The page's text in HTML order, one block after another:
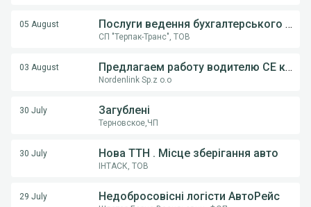
05 August Послуги ведення бухгалтерського обліку ФОП,ТОВ
СП "Терпак-Транс", ТОВ
03 August Предлагаем работу водителю СE категории на грузовом автовозе
Nordenlink Sp.z o.o
30 July Загублені
Терновское,ЧП
30 July Нова ТТН . Місце зберігання авто
ІНТАСК, ТОВ
29 July Недобросовісні логісти АвтоРейс